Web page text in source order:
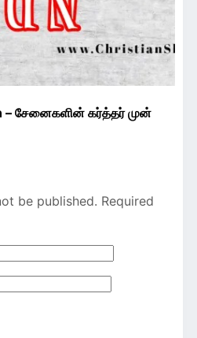
– சேனைகளின் கர்த்தர் முன்
be published. Required